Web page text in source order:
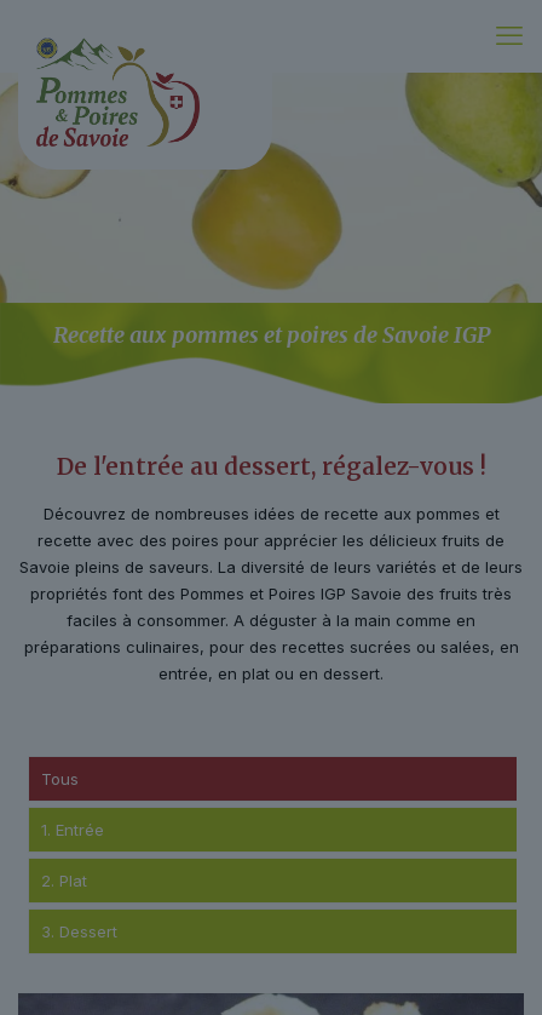
Recette aux pommes et poires de Savoie IGP
De l'entrée au dessert, régalez-vous !
Découvrez de nombreuses idées de recette aux pommes et
recette avec des poires pour apprécier les délicieux fruits de
Savoie pleins de saveurs. La diversité de leurs variétés et de leurs
propriétés font des Pommes et Poires IGP Savoie des fruits très
faciles à consommer. A déguster à la main comme en
préparations culinaires, pour des recettes sucrées ou salées, en
entrée, en plat ou en dessert.
Tous
1. Entrée
2. Plat
3. Dessert